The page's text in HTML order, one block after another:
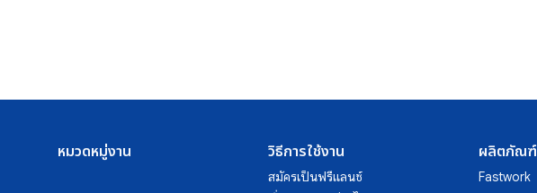
หมวดหมู่งาน วิธีการใช้งาน
สมัครเป็นฟรีแลนซ์
ผลิตภัณฑ์
Fastwork